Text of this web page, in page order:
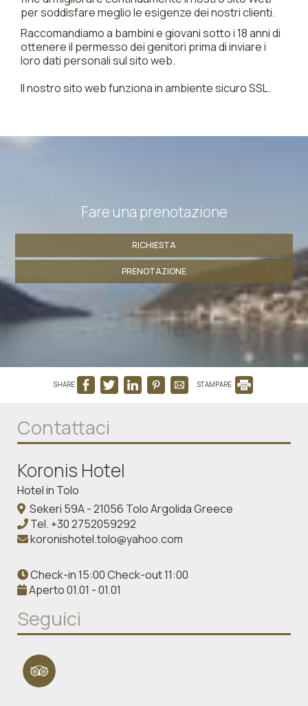
per soddisfare meglio le esigenze dei nostri clienti.
Raccomandiamo a bambini e giovani sotto i 18 anni di
ottenere il permesso dei genitori prima di inviare i
loro dati personali sul sito web.
Il nostro sito web funziona in ambiente sicuro SSL.
Fare una prenotazione
RICHIESTA
PRENOTAZIONE
SHARE STAMPARE
Contattaci
Koronis Hotel
Hotel in Tolo
Sekeri 59A - 21056 Tolo Argolida Greece
Tel. +30 2752059292
koronishotel.tolo@yahoo.com
Check-in 15:00 Check-out 11:00
Aperto 01.01 - 01.01
Seguici